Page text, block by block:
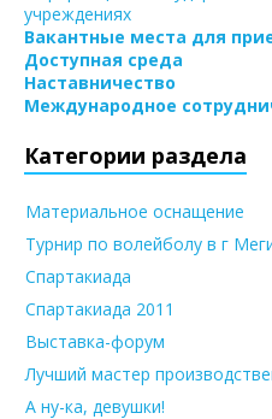
учреждениях
Вакантные места для
Доступная среда
Наставничество
Международное
Категории раздела
Материальное оснащение
Турнир по волейболу в г
Спартакиада
Спартакиада 2011
Выставка-форум
Лучший мастер
А ну-ка, девушки!